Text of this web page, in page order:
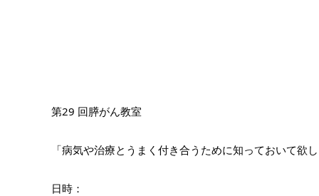
第29 回膵がん教室
「病気や治療とうまく付き合うために知っておいて欲
日時：